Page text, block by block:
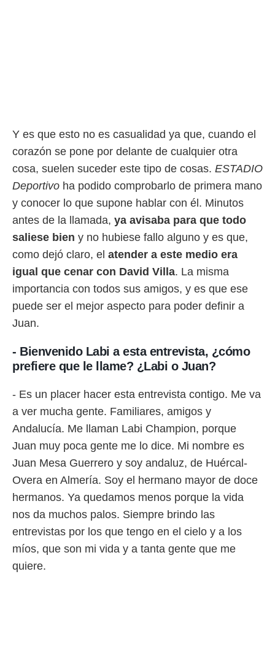
te
sean
el sitio
se
ni para
aunque
no
Puedes
acceder a
web a
abono
únicos
similares
como
sitio
IP
de
posible
Y es que esto no es casualidad ya que, cuando el
corazón se pone por delante de cualquier otra
cosa, suelen suceder este tipo de cosas. ESTADIO
Deportivo ha podido comprobarlo de primera mano
y conocer lo que supone hablar con él. Minutos
antes de la llamada, ya avisaba para que todo
saliese bien y no hubiese fallo alguno y es que,
como dejó claro, el atender a este medio era
igual que cenar con David Villa. La misma
importancia con todos sus amigos, y es que ese
puede ser el mejor aspecto para poder definir a
Juan.
- Bienvenido Labi a esta entrevista, ¿cómo
prefiere que le llame? ¿Labi o Juan?
- Es un placer hacer esta entrevista contigo. Me va
a ver mucha gente. Familiares, amigos y
Andalucía. Me llaman Labi Champion, porque
Juan muy poca gente me lo dice. Mi nombre es
Juan Mesa Guerrero y soy andaluz, de Huércal-
Overa en Almería. Soy el hermano mayor de doce
hermanos. Ya quedamos menos porque la vida
nos da muchos palos. Siempre brindo las
entrevistas por los que tengo en el cielo y a los
míos, que son mi vida y a tanta gente que me
quiere.